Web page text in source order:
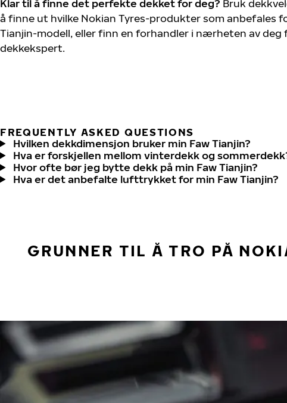
Klar til å finne det perfekte dekket for deg? Bruk
å finne ut hvilke Nokian Tyres-produkter som anbefales
Tianjin-modell, eller finn en forhandler i nærheten av deg
dekkekspert.
FREQUENTLY ASKED QUESTIONS
Hvilken dekkdimensjon bruker min Faw Tianjin?
Hva er forskjellen mellom vinterdekk og
Hvor ofte bør jeg bytte dekk på min Faw Tianjin?
Hva er det anbefalte lufttrykket for min Faw Tianjin?
GRUNNER TIL Å TRO PÅ